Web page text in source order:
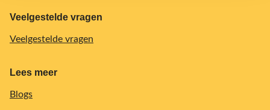
Veelgestelde vragen
Veelgestelde vragen
Lees meer
Blogs